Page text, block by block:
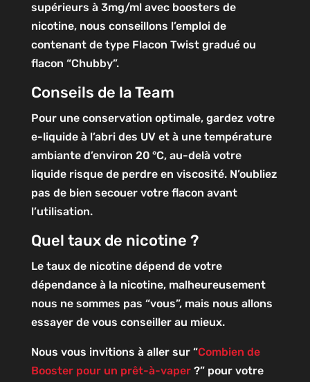
supérieurs à 3mg/ml avec boosters de
nicotine, nous conseillons l’emploi de
contenant de type Flacon Twist gradué ou
flacon “Chubby”.
Conseils de la Team
Pour une conservation optimale, gardez votre
e-liquide à l’abri des UV et à une température
ambiante d’environ 20 °C, au-delà votre
liquide risque de perdre en viscosité. N’oubliez
pas de bien secouer votre flacon avant
l’utilisation.
Quel taux de nicotine ?
Le taux de nicotine dépend de votre
dépendance à la nicotine, malheureusement
nous ne sommes pas “vous”, mais nous allons
essayer de vous conseiller au mieux.
Nous vous invitions à aller sur “Combien de
Booster pour un prêt-à-vaper?” pour votre